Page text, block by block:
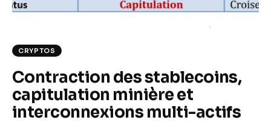
Climate
Tech
Reports
CRYPTOS
Contraction des stablecoins,
capitulation minière et
interconnexions multi-actifs